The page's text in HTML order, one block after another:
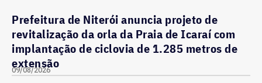
Prefeitura de Niterói anuncia projeto de
revitalização da orla da Praia de Icaraí com
implantação de ciclovia de 1.285 metros de
extensão
09/08/2026